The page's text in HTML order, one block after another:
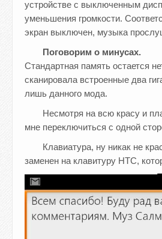
устройстве с выключенным
уменьшения громкости.
экран выключен, музыка
Поговорим о минусах.
Стандартная память остается
сканировала встроенные два
лишь данного мода.
Несмотря на всю красу и
мне переключиться с одной
Клавиатура, ну никак не
заменен на клавитуру HTC,